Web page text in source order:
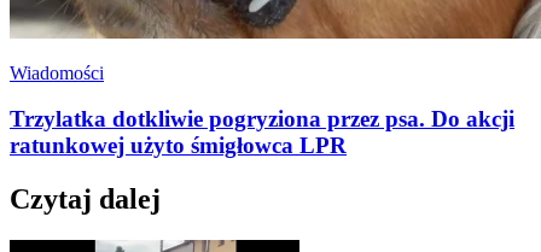
Wiadomości
Trzylatka dotkliwie pogryziona przez psa. Do akcji
ratunkowej użyto śmigłowca LPR
Czytaj dalej